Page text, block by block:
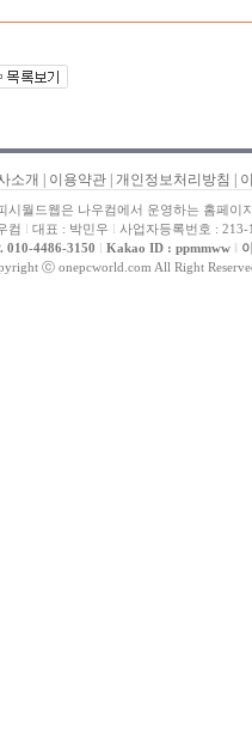
소개 이용약관 개인정보처리방침
시월드웹은 나우컴에서 운영하는 홈페이
컴 l 대표 : 박민우 l 사업자등록번호 :
010-4486-3150 l Kakao ID : ppmmww l
ⓒ onepcworld.com All Right